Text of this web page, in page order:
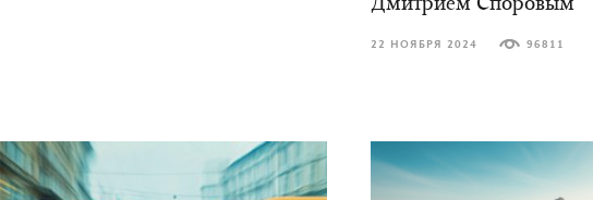
Дмитрием Споровым
22 НОЯБРЯ 2024 96811